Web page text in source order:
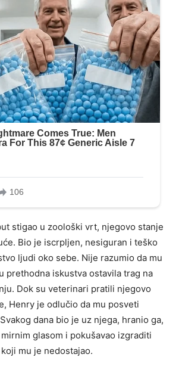
stigao u zoološki vrt, njegovo stanje
Bio je iscrpljen, nesiguran i teško
ljudi oko sebe. Nije razumio da mu
prethodna iskustva ostavila trag na
Dok su veterinari pratili njegovo
Henry je odlučio da mu posveti
dana bio je uz njega, hranio ga,
glasom i pokušavao izgraditi
mu je nedostajao.